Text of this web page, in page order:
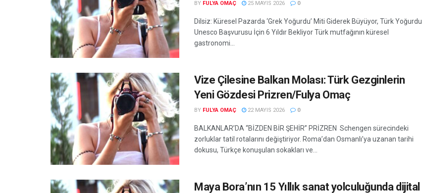
BY FULYA OMAÇ 25 MAYIS 2026 0
Dilsiz: Küresel Pazarda ‘Grek Yoğurdu’ Miti Giderek Büyüyor, Türk Yoğurdu
Unesco Başvurusu İçin 6 Yıldır Bekliyor Türk mutfağının küresel
gastronomi...
Vize Çilesine Balkan Molası: Türk Gezginlerin
Yeni Gözdesi Prizren/Fulya Omaç
BY FULYA OMAÇ 22 MAYIS 2026 0
BALKANLAR’DA “BİZDEN BİR ŞEHİR” PRİZREN Schengen sürecindeki
zorluklar tatil rotalarını değiştiriyor. Roma’dan Osmanlı’ya uzanan tarihi
dokusu, Türkçe konuşulan sokakları ve...
Maya Bora’nın 15 Yıllık sanat yolculuğunda dijital